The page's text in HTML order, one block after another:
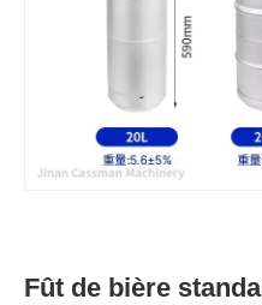
Fût de bière